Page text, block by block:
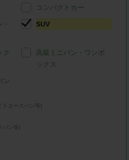
コンパクトカー
SUV
ク
高級ミニバン・ワンボ
ックス
ン
トエースバン等)
バン等)